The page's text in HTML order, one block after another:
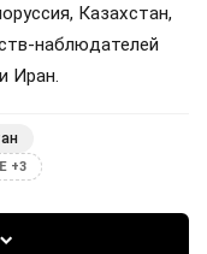
Казахстан,
наблюдателей
Иран.
+3